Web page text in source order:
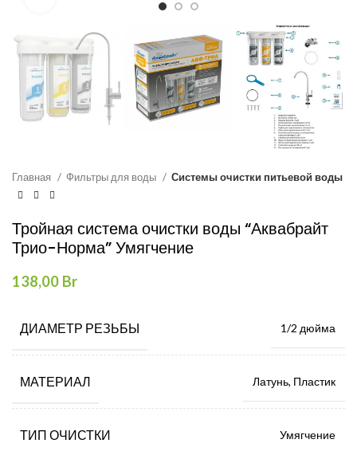
Главная Фильтры для воды Системы очистки питьевой воды
Тройная система очистки воды “Аквабрайт
Трио-Норма” Умягчение
138,00 Br
ДИАМЕТР РЕЗЬБЫ 1/2 дюйма
МАТЕРИАЛ Латунь, Пластик
ТИП ОЧИСТКИ Умягчение